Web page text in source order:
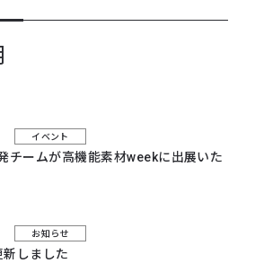
イベント
チームが高機能素材weekに出展いた
お知らせ
新しました